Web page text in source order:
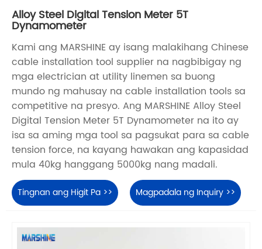
Alloy Steel Digital Tension Meter 5T
Dynamometer
Kami ang MARSHINE ay isang malakihang Chinese
cable installation tool supplier na nagbibigay ng
mga electrician at utility linemen sa buong
mundo ng mahusay na cable installation tools sa
competitive na presyo. Ang MARSHINE Alloy Steel
Digital Tension Meter 5T Dynamometer na ito ay
isa sa aming mga tool sa pagsukat para sa cable
tension force, na kayang hawakan ang kapasidad
mula 40kg hanggang 5000kg nang madali.
Tingnan ang Higit Pa >> Magpadala ng Inquiry >>